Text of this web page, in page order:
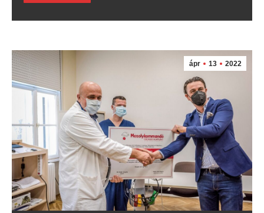
ápr 13 2022